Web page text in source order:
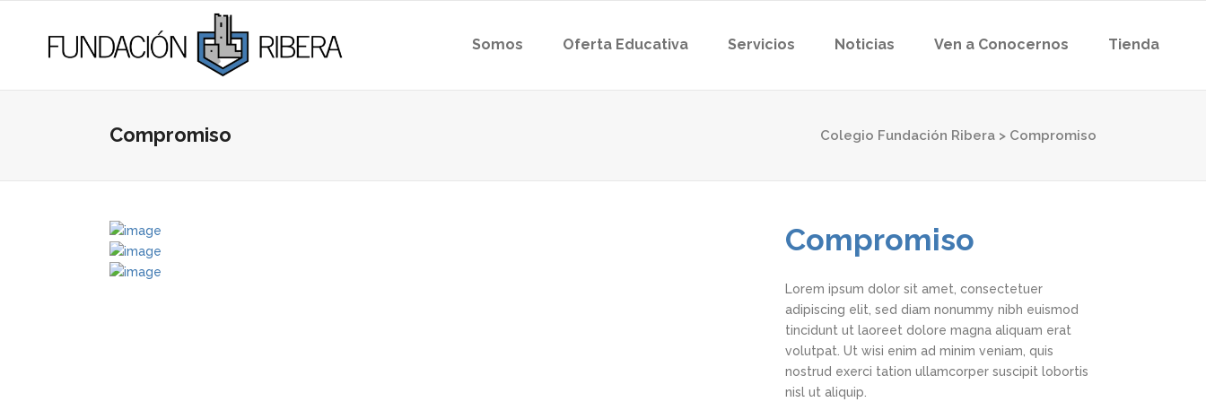
Somos Oferta Educativa Servicios Noticias Ven a Conocernos Tienda
Compromiso Colegio Fundación Ribera > Compromiso
Compromiso
Lorem ipsum dolor sit amet, consectetuer
adipiscing elit, sed diam nonummy nibh euismod
tincidunt ut laoreet dolore magna aliquam erat
volutpat. Ut wisi enim ad minim veniam, quis
nostrud exerci tation ullamcorper suscipit lobortis
nisl ut aliquip.